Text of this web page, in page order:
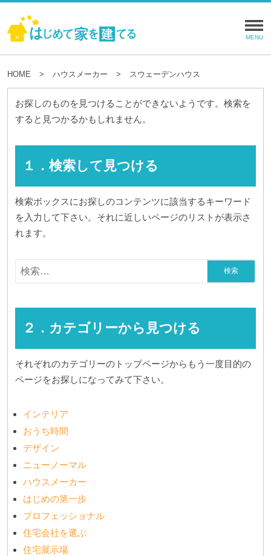
HOME ハウスメーカー スウェーデンハウス
お探しのものを見つけることができないようです。検索を
すると見つかるかもしれません。
１．検索して見つける
検索ボックスにお探しのコンテンツに該当するキーワード
を入力して下さい。それに近しいページのリストが表示さ
れます。
２．カテゴリーから見つける
それぞれのカテゴリーのトップページからもう一度目的の
ページをお探しになってみて下さい。
インテリア
おうち時間
デザイン
ニューノーマル
ハウスメーカー
はじめの第一歩
プロフェッショナル
住宅会社を選ぶ
住宅展示場